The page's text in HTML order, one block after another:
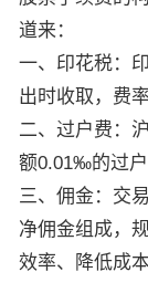
道来：
一、印花税：
出时收取，费
二、过户费：
额0.01‰的过户
三、佣金：交
净佣金组成，
效率、降低成